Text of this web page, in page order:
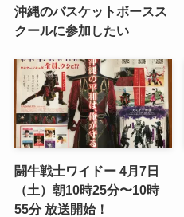
沖縄のバスケットボースス
クールに参加したい
闘牛戦士ワイドー 4月7日
（土）朝10時25分〜10時
55分 放送開始！